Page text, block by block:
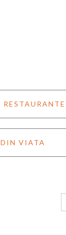
RESTAURANTE
DIN VIATA